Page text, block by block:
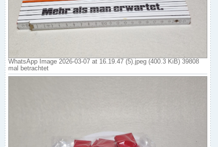
WhatsApp Image 2026-03-07 at 16.19.47 (5).jpeg (400.3 KiB) 39808
mal betrachtet